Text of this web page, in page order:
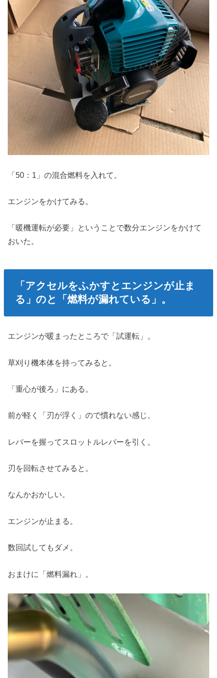
「50：1」の混合燃料を入れて。
エンジンをかけてみる。
「暖機運転が必要」ということで数分エンジンをかけて
おいた。
「アクセルをふかすとエンジンが止ま
る」のと「燃料が漏れている」。
エンジンが暖まったところで「試運転」。
草刈り機本体を持ってみると。
「重心が後ろ」にある。
前が軽く「刃が浮く」ので慣れない感じ。
レバーを握ってスロットルレバーを引く。
刃を回転させてみると。
なんかおかしい。
エンジンが止まる。
数回試してもダメ。
おまけに「燃料漏れ」。